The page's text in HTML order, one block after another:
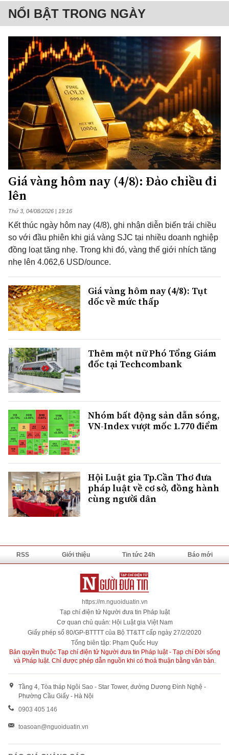
NỔI BẬT TRONG NGÀY
Giá vàng hôm nay (4/8): Đảo chiều đi
lên
Thứ 3, 04/08/2026 | 19:16
Kết thúc ngày hôm nay (4/8), ghi nhận diễn biến trái chiều
so với đầu phiên khi giá vàng SJC tại nhiều doanh nghiệp
đồng loạt tăng nhẹ. Trong khi đó, vàng thế giới nhích tăng
nhẹ lên 4.062,6 USD/ounce.
Giá vàng hôm nay (4/8): Tụt
dốc về mức thấp
Thêm một nữ Phó Tổng Giám
đốc tại Techcombank
Nhóm bất động sản dẫn sóng,
VN-Index vượt mốc 1.770 điểm
Hội Luật gia Tp.Cần Thơ đưa
pháp luật về cơ sở, đồng hành
cùng người dân
RSS Giới thiệu Tin tức 24h Báo mới
https://m.nguoiduatin.vn
Tạp chí điện tử Người đưa tin Pháp luật
Cơ quan chủ quản: Hội Luật gia Việt Nam
Giấy phép số 80/GP-BTTTT của Bộ TT&TT cấp ngày 27/2/2020
Tổng biên tập: Phạm Quốc Huy
Bản quyền thuộc Tạp chí điện tử Người đưa tin Pháp luật - Tạp chí Đời sống
và Pháp luật. Chỉ được phép dẫn nguồn khi có thoả thuận bằng văn bản.
Tầng 4, Tòa tháp Ngôi Sao - Star Tower, đường Dương Đình Nghệ -
Phường Cầu Giấy - Hà Nội
0903 405 146
toasoan@nguoiduatin.vn